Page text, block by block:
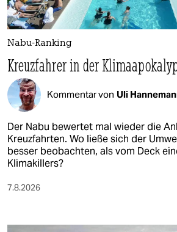
Nabu-Ranking
Kreuzfahrer in der
Kommentar von Uli
Der Nabu bewertet mal wieder die
Kreuzfahrten. Wo ließe sich der
besser beobachten, als vom Deck
Klimakillers?
7.8.2026